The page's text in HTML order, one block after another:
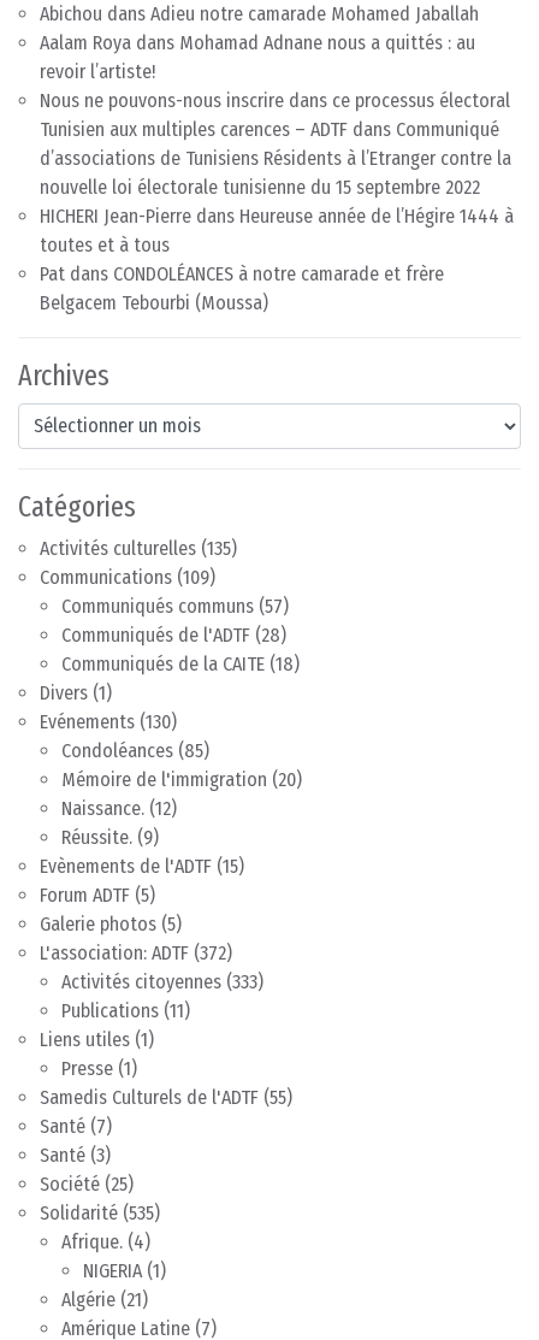
Abichou dans Adieu notre camarade Mohamed Jaballah
Aalam Roya dans Mohamad Adnane nous a quittés : au
revoir l’artiste!
Nous ne pouvons-nous inscrire dans ce processus électoral
Tunisien aux multiples carences – ADTF dans Communiqué
d’associations de Tunisiens Résidents à l’Etranger contre la
nouvelle loi électorale tunisienne du 15 septembre 2022
HICHERI Jean-Pierre dans Heureuse année de l’Hégire 1444 à
toutes et à tous
Pat dans CONDOLÉANCES à notre camarade et frère
Belgacem Tebourbi (Moussa)
Archives
Archives
Catégories
Activités culturelles (135)
Communications (109)
Communiqués communs (57)
Communiqués de l'ADTF (28)
Communiqués de la CAITE (18)
Divers (1)
Evénements (130)
Condoléances (85)
Mémoire de l'immigration (20)
Naissance. (12)
Réussite. (9)
Evènements de l'ADTF (15)
Forum ADTF (5)
Galerie photos (5)
L'association: ADTF (372)
Activités citoyennes (333)
Publications (11)
Liens utiles (1)
Presse (1)
Samedis Culturels de l'ADTF (55)
Santé (7)
Santé (3)
Société (25)
Solidarité (535)
Afrique. (4)
NIGERIA(1)
Algérie (21)
Amérique Latine (7)